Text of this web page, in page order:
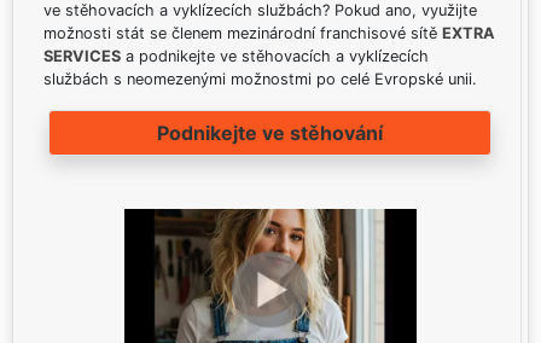
ve stěhovacích a vyklízecích službách? Pokud ano, využijte
možnosti stát se členem mezinárodní franchisové sítě EXTRA
SERVICES a podnikejte ve stěhovacích a vyklízecích
službách s neomezenými možnostmi po celé Evropské unii.
Podnikejte ve stěhování